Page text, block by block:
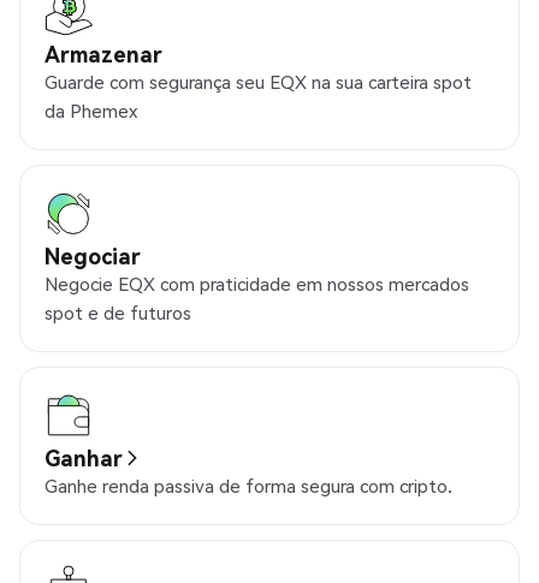
Armazenar
Guarde com segurança seu EQX na sua carteira spot
da Phemex
Negociar
Negocie EQX com praticidade em nossos mercados
spot e de futuros
Ganhar
Ganhe renda passiva de forma segura com cripto.